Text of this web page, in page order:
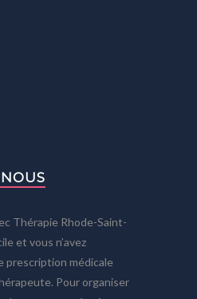
Thérapie Rhode-Saint-
et vous n’avez
prescription médicale
Pour organiser